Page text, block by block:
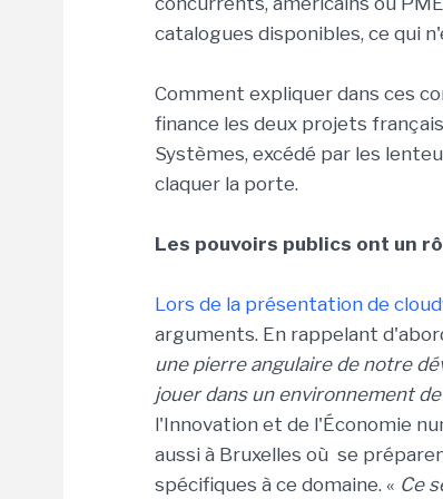
catalogues disponibles, ce qui
Comment expliquer dans ces
finance les deux projets
Systèmes, excédé par les
claquer la porte.
Les pouvoirs publics ont un
Lors de la présentation de
arguments. En rappelant
une pierre angulaire de notre
jouer dans un environnement
l'Innovation et de l'Économie
aussi à Bruxelles où se
spécifiques à ce domaine. « Ce